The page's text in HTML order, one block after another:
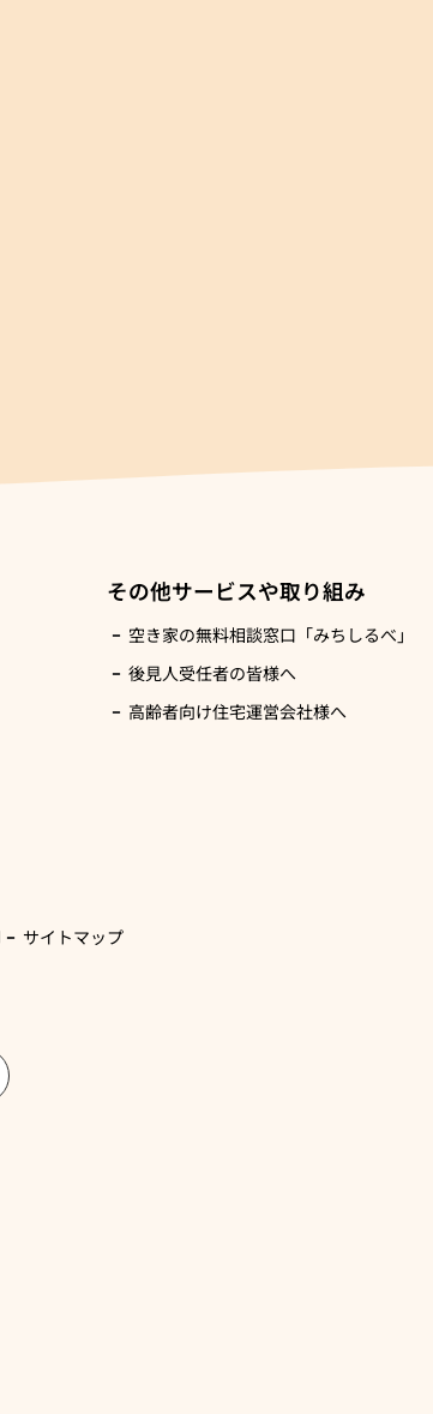
その他サービスや取り組み
空き家の無料相談窓口「みちしるべ」
後見人受任者の皆様へ
高齢者向け住宅運営会社様へ
サイトマップ